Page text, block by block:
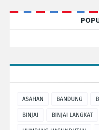
ASAHAN BANDUNG
BINJAI BINJAI LANGKAT